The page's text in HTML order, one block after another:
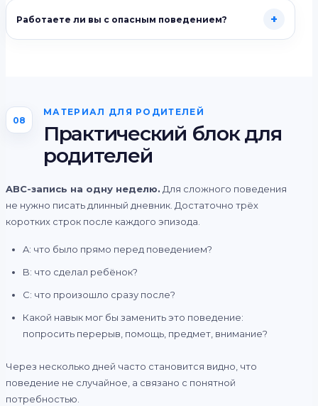
Работаете ли вы с опасным поведением? +
08
МАТЕРИАЛ ДЛЯ РОДИТЕЛЕЙ
Практический блок для
родителей
ABC-запись на одну неделю. Для сложного поведения
не нужно писать длинный дневник. Достаточно трёх
коротких строк после каждого эпизода.
A: что было прямо перед поведением?
B: что сделал ребёнок?
C: что произошло сразу после?
Какой навык мог бы заменить это поведение:
попросить перерыв, помощь, предмет, внимание?
Через несколько дней часто становится видно, что
поведение не случайное, а связано с понятной
потребностью.